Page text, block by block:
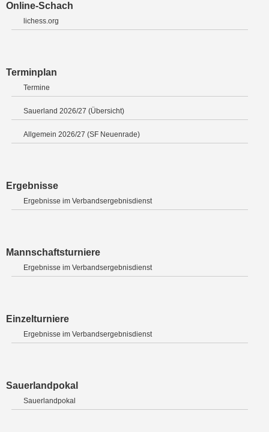
Online-Schach
lichess.org
Terminplan
Termine
Sauerland 2026/27 (Übersicht)
Allgemein 2026/27 (SF Neuenrade)
Ergebnisse
Ergebnisse im Verbandsergebnisdienst
Mannschaftsturniere
Ergebnisse im Verbandsergebnisdienst
Einzelturniere
Ergebnisse im Verbandsergebnisdienst
Sauerlandpokal
Sauerlandpokal